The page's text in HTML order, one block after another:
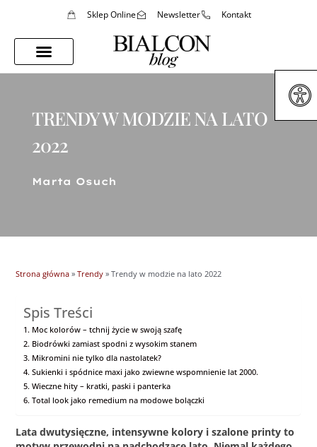
Sklep Online Newsletter Kontakt
TRENDY W MODZIE NA LATO
2022
Marta Osuch
Strona główna »Trendy »Trendy w modzie na lato 2022
Spis Treści
Moc kolorów – tchnij życie w swoją szafę
Biodrówki zamiast spodni z wysokim stanem
Mikromini nie tylko dla nastolatek?
Sukienki i spódnice maxi jako zwiewne wspomnienie lat 2000.
Wieczne hity – kratki, paski i panterka
Total look jako remedium na modowe bolączki
Lata dwutysięczne, intensywne kolory i szalone printy to